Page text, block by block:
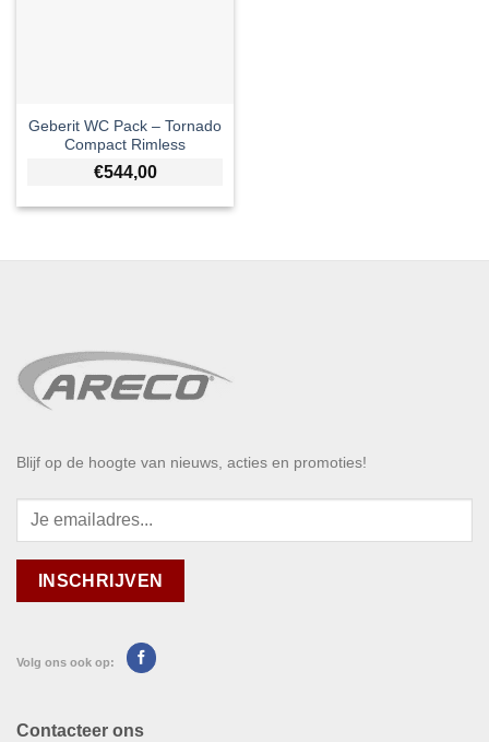
Geberit WC Pack – Tornado
Compact Rimless
€544,00
Blijf op de hoogte van nieuws, acties en promoties!
Volg ons ook op:
Contacteer ons